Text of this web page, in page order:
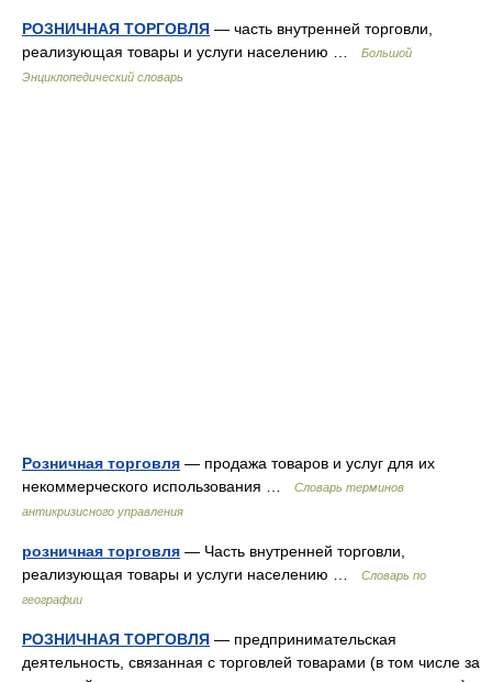
РОЗНИЧНАЯ ТОРГОВЛЯ — часть внутренней торговли,
реализующая товары и услуги населению …
Большой
Энциклопедический словарь
Розничная торговля — продажа товаров и услуг для их
некоммерческого использования …
Словарь терминов
антикризисного управления
розничная торговля — Часть внутренней торговли,
реализующая товары и услуги населению …
Словарь по
географии
РОЗНИЧНАЯ ТОРГОВЛЯ — предпринимательская
деятельность, связанная с торговлей товарами (в том числе за